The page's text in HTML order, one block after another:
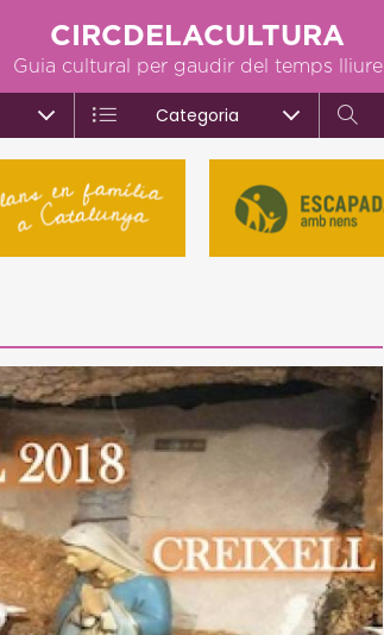
CIRCDELACULTURA
Guia cultural per gaudir del temps lliure
Categoria